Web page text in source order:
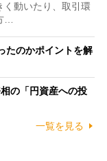
動いたり、取引環
…
たのかポイントを解
の「円資産への投
一覧を見る